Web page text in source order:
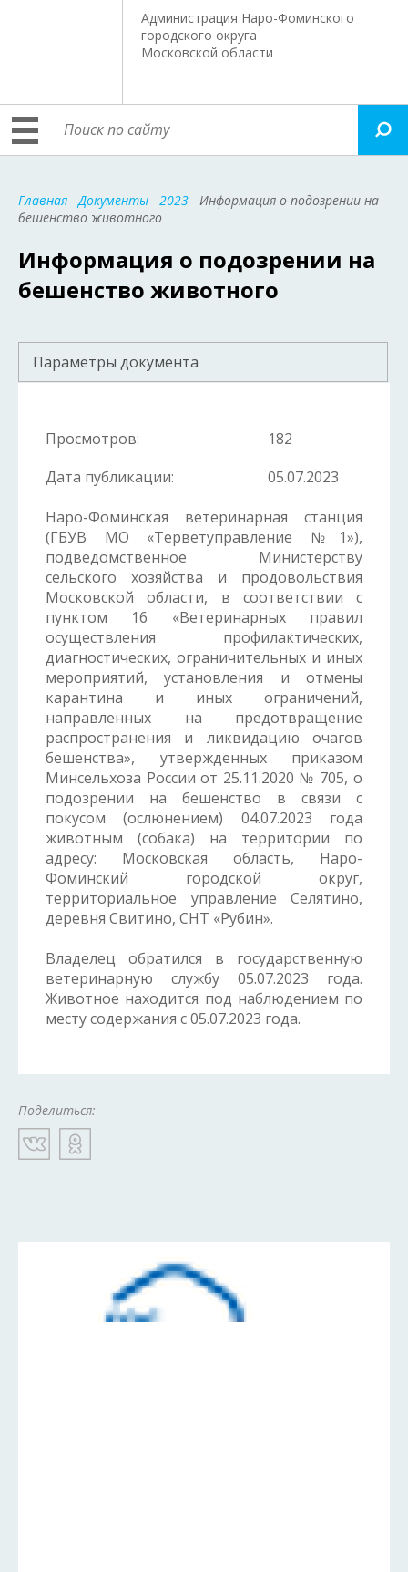
Администрация Наро-Фоминского
городского округа
Московской области
Главная -Документы - 2023 - Информация о подозрении на
бешенство животного
Информация о подозрении на
бешенство животного
Параметры документа
Просмотров:
182
Дата публикации:
05.07.2023
Наро-Фоминская ветеринарная станция
(ГБУВ МО «Терветуправление №1»),
подведомственное Министерству
сельского хозяйства и продовольствия
Московской области, в соответствии с
пунктом 16 «Ветеринарных правил
осуществления профилактических,
диагностических, ограничительных и иных
мероприятий, установления и отмены
карантина и иных ограничений,
направленных на предотвращение
распространения и ликвидацию очагов
бешенства», утвержденных приказом
Минсельхоза России от 25.11.2020 № 705, о
подозрении на бешенство в связи с
покусом (ослюнением) 04.07.2023 года
животным (собака) на территории по
адресу: Московская область, Наро-
Фоминский городской округ,
территориальное управление Селятино,
деревня Свитино, СНТ «Рубин».
Владелец обратился в государственную
ветеринарную службу 05.07.2023 года.
Животное находится под наблюдением по
месту содержания с 05.07.2023 года.
Поделиться: